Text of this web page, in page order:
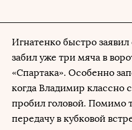
Игнатенко быстро
забил уже три мяча в
«Спартака». Особенно
когда Владимир классно
пробил головой. Помимо
передачу в кубковой